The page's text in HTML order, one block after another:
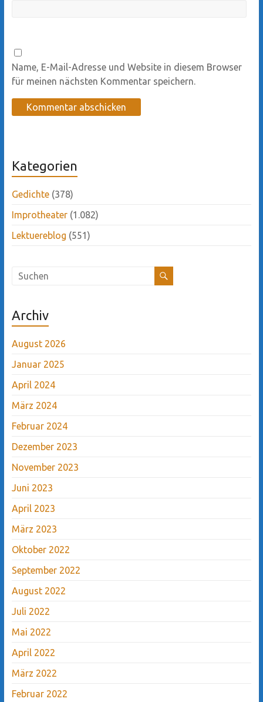
Name, E-Mail-Adresse und Website in diesem Browser
für meinen nächsten Kommentar speichern.
Kategorien
Gedichte(378)
Improtheater(1.082)
Lektuereblog (551)
Archiv
August 2026
Januar 2025
April 2024
März 2024
Februar 2024
Dezember 2023
November 2023
Juni 2023
April 2023
März 2023
Oktober 2022
September 2022
August 2022
Juli 2022
Mai 2022
April 2022
März 2022
Februar 2022